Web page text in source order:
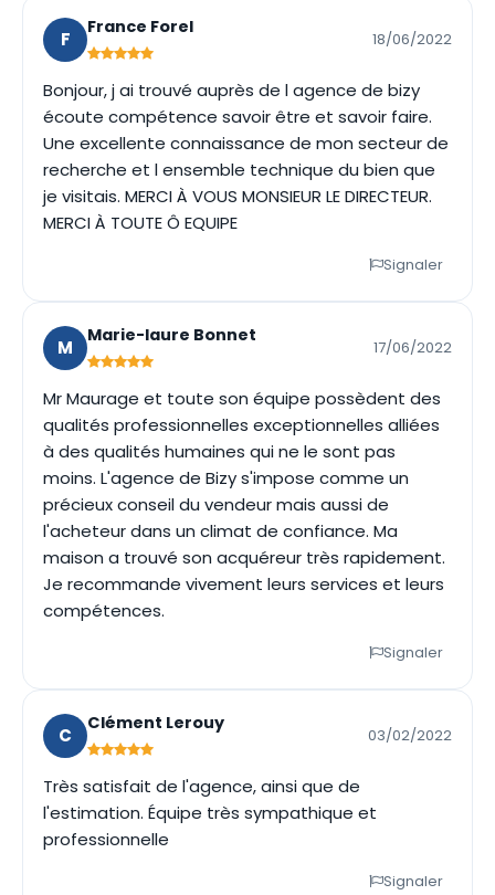
F
France Forel
18/06/2022
Bonjour, j ai trouvé auprès de l agence de bizy
écoute compétence savoir être et savoir faire.
Une excellente connaissance de mon secteur de
recherche et l ensemble technique du bien que
je visitais. MERCI À VOUS MONSIEUR LE DIRECTEUR.
MERCI À TOUTE Ô EQUIPE
Signaler
M
Marie-laure Bonnet
17/06/2022
Mr Maurage et toute son équipe possèdent des
qualités professionnelles exceptionnelles alliées
à des qualités humaines qui ne le sont pas
moins. L'agence de Bizy s'impose comme un
précieux conseil du vendeur mais aussi de
l'acheteur dans un climat de confiance. Ma
maison a trouvé son acquéreur très rapidement.
Je recommande vivement leurs services et leurs
compétences.
Signaler
C
Clément Lerouy
03/02/2022
Très satisfait de l'agence, ainsi que de
l'estimation. Équipe très sympathique et
professionnelle
Signaler